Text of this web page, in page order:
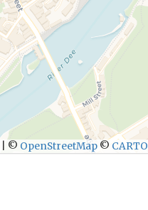
© OpenStreetMap © CARTO